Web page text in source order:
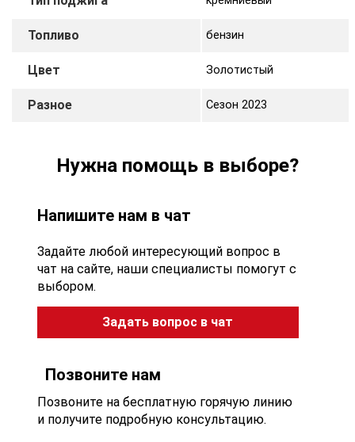
Топливо бензин
Цвет Золотистый
Разное Сезон 2023
Нужна помощь в выборе?
Напишите нам в чат
Задайте любой интересующий вопрос в
чат на сайте, наши специалисты помогут с
выбором.
Задать вопрос в чат
Позвоните нам
Позвоните на бесплатную горячую линию
и получите подробную консультацию.